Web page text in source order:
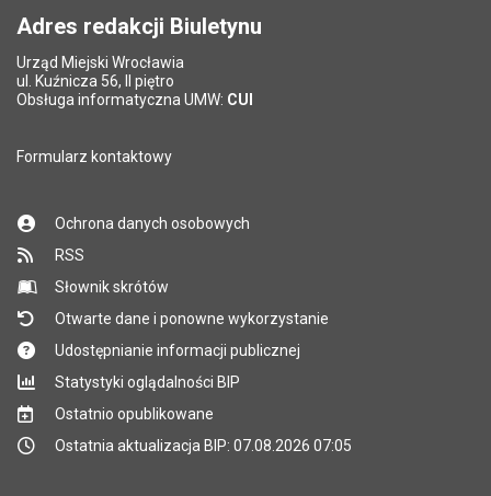
Adres redakcji Biuletynu
Urząd Miejski Wrocławia
ul. Kuźnicza 56, II piętro
Obsługa informatyczna UMW: CUI
Formularz kontaktowy
Ochrona danych osobowych
RSS
Słownik skrótów
Otwarte dane i ponowne wykorzystanie
Udostępnianie informacji publicznej
Statystyki oglądalności BIP
Ostatnio opublikowane
Ostatnia aktualizacja BIP: 07.08.2026 07:05